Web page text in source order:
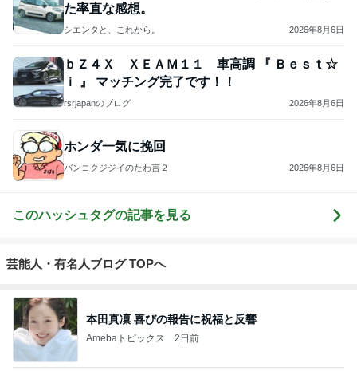
た率直な感想。
シエンタと、これから。 2026年8月6日
ｂＺ４Ｘ ＸＥＡＭ１１ 車高調 『 Ｂｅｓｔ☆
ｉ 』 マッチング完了です！！
rsrjapanのブログ 2026年8月6日
ホンダ一気に挽回
バンコクジジイのたわ言２ 2026年8月6日
このハッシュタグの記事を見る
芸能人・有名人ブログ TOPへ
本田真凜 喜びの報告に祝福と反響
Amebaトピックス 2日前